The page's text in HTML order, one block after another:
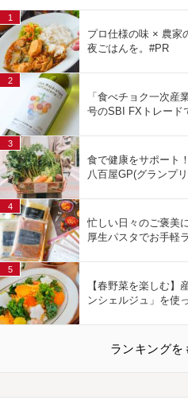
プロ仕様の味 × 農家
夜ごはんを。#PR
1
「食べチョク一次産
号のSBI FXトレード
2
食で健康をサポート
八百屋GP(グランプ
3
忙しい日々のご褒美
厚生パスタでお手軽
4
【春野菜を楽しむ】
ンシェルジュ」を使
5
ランキングを